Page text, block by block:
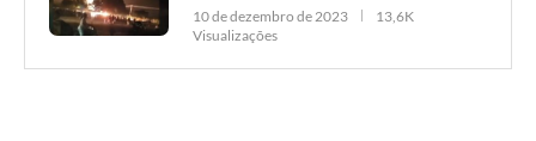
10 de dezembro de 2023
13,6K
Visualizações